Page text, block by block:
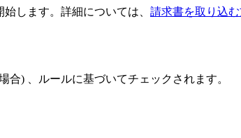
します。詳細については、 請求書を取り込
) 、ルールに基づいてチェックされます。